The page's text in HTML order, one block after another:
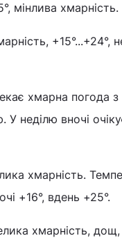
мінлива хмарність.
+15°...+24°,
хмарна погода
неділю вночі
хмарність.
+16°, вдень +25°.
хмарність, дощ,